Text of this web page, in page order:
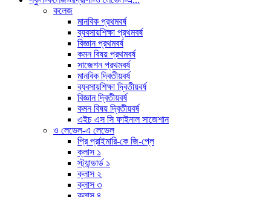
কলেজ
মানবিক প্রথমবর্ষ
ব্যবসায়শিক্ষা প্রথমবর্ষ
বিজ্ঞান প্রথমবর্ষ
কমন বিষয় প্রথমবর্ষ
সাজেশন প্রথমবর্ষ
মানবিক দ্বিতীয়বর্ষ
ব্যবসায়শিক্ষা দ্বিতীয়বর্ষ
বিজ্ঞান দ্বিতীয়বর্ষ
কমন বিষয় দ্বিতীয়বর্ষ
এইচ এস সি ফাইনাল সাজেশান
ও লেভেল-এ লেভেল
প্রি প্রাইমারি-কে জি-প্লে
ক্লাস ১
স্ট্যান্ডার্ড ১
ক্লাস ২
ক্লাস ৩